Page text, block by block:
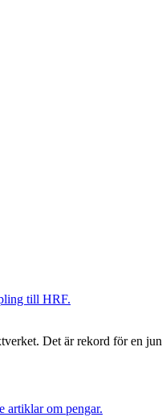
till HRF.
Det är rekord för en
artiklar om pengar.